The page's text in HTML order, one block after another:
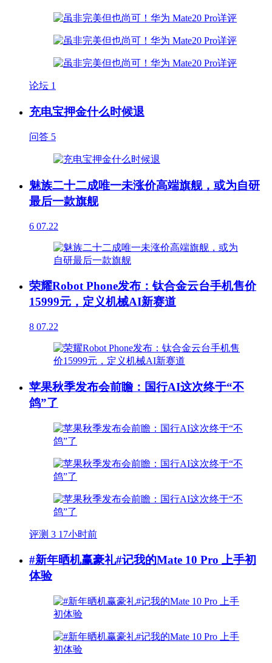
论坛 1
充电宝押金什么时候退
问答 5
魅族二十二成唯一未涨价高端旗舰，或为自研
最后一款旗舰
6 07.22
荣耀Robot Phone发布：钛合金云台手机售价
15999元，定义机械AI新赛道
8 07.22
苹果秋季发布会前瞻：国行AI这次终于“不
鸽”了
评测 3 17小时前
#新年晒机赢豪礼#记我的Mate 10 Pro 上手初
体验